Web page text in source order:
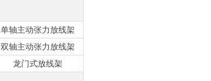
单轴主动张力放线架
双轴主动张力放线架
龙门式放线架